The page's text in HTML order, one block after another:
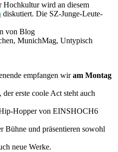
Hochkultur wird an diesem
diskutiert. Die SZ-Junge-Leute-
von Blog
MunichMag, Untypisch
empfangen wiram Montag
erste coole Act steht auch
Hopper von EINSHOCH6
Bühne und präsentieren sowohl
neue Werke.